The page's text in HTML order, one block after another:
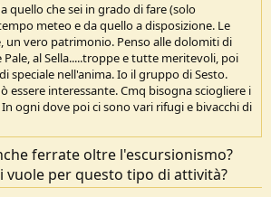
quello che sei in grado di fare (solo
meteo e da quello a disposizione. Le
un vero patrimonio. Penso alle dolomiti di
al Sella.....troppe e tutte meritevoli, poi
speciale nell'anima. Io il gruppo di Sesto.
essere interessante. Cmq bisogna sciogliere i
ogni dove poi ci sono vari rifugi e bivacchi di
ferrate oltre l'escursionismo?
vuole per questo tipo di attività?